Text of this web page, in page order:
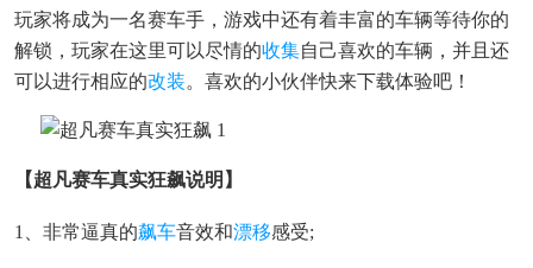
玩家将成为一名赛车手，游戏中还有着丰富的车辆等待你的
解锁，玩家在这里可以尽情的收集自己喜欢的车辆，并且还
可以进行相应的改装。喜欢的小伙伴快来下载体验吧！
【超凡赛车真实狂飙说明】
1、非常逼真的飙车音效和漂移感受;